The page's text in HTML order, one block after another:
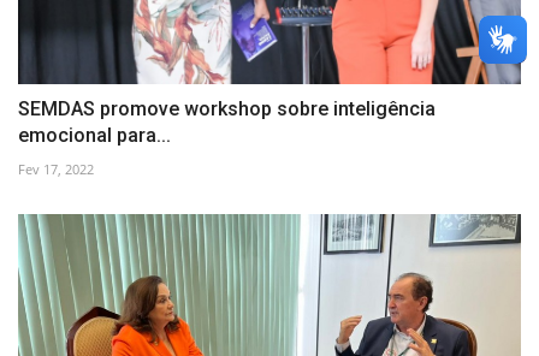
SEMDAS promove workshop sobre inteligência
emocional para...
Fev 17, 2022